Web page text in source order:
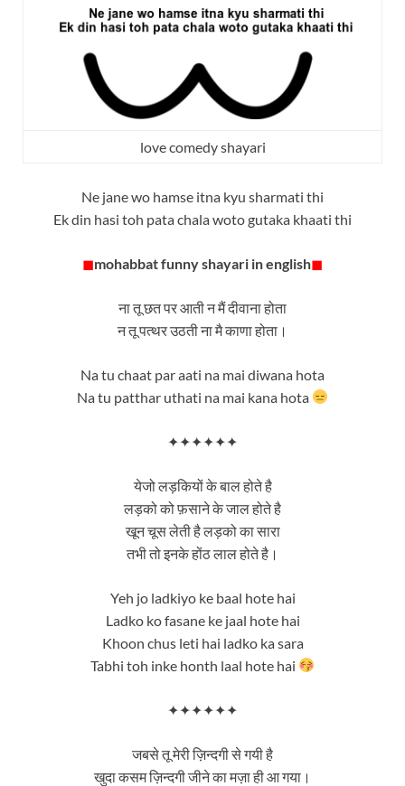
love comedy shayari
Ne jane wo hamse itna kyu sharmati thi
Ek din hasi toh pata chala woto gutaka khaati thi
◼mohabbat funny shayari in english◼
ना तू छत पर आती न मैं दीवाना होता
न तू पत्थर उठती ना मै काणा होता।
Na tu chaat par aati na mai diwana hota
Na tu patthar uthati na mai kana hota
✦✦✦✦✦✦
येजो लड़कियों के बाल होते है
लड़को को फ़साने के जाल होते है
खून चूस लेती है लड़को का सारा
तभी तो इनके होंठ लाल होते है।
Yeh jo ladkiyo ke baal hote hai
Ladko ko fasane ke jaal hote hai
Khoon chus leti hai ladko ka sara
Tabhi toh inke honth laal hote hai
✦✦✦✦✦✦
जबसे तू मेरी ज़िन्दगी से गयी है
खुदा कसम ज़िन्दगी जीने का मज़ा ही आ गया।